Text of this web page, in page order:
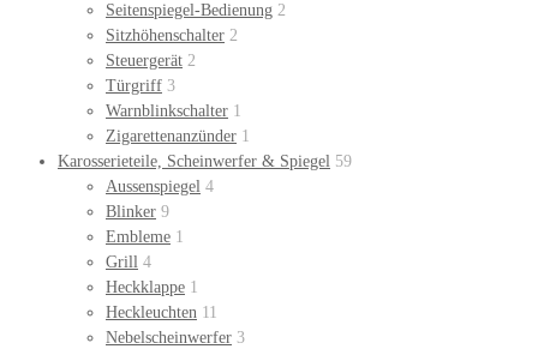
Seitenspiegel-Bedienung 2
Sitzhöhenschalter 2
Steuergerät 2
Türgriff 3
Warnblinkschalter 1
Zigarettenanzünder 1
Karosserieteile, Scheinwerfer & Spiegel 59
Aussenspiegel 4
Blinker 9
Embleme 1
Grill 4
Heckklappe 1
Heckleuchten 11
Nebelscheinwerfer 3